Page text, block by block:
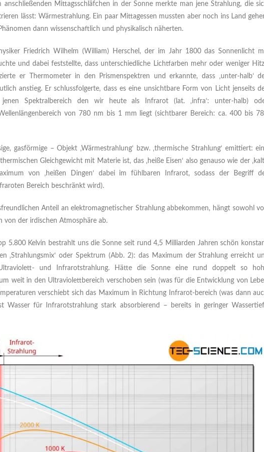
anschließenden Mittagsschläfchen in der Sonne merkte man jene Strahlung, die
lässt: Wärmestrahlung. Ein paar Mittagessen mussten aber noch ins Land
dann wissenschaftlich und physikalisch näherten.
Friedrich Wilhelm (William) Herschel, der im Jahr 1800 das Sonnenlicht
und dabei feststellte, dass unterschiedliche Lichtfarben mehr oder weniger
er Thermometer in den Prismenspektren und erkannte, dass ‚unter-halb‘
anstieg. Er schlussfolgerte, dass es eine unsichtbare Form von Licht jenseits
Spektralbereich den wir heute als Infrarot (lat. ‚infra‘: unter-halb)
von 780 nm bis 1 mm liegt (sichtbarer Bereich: ca. 400 bis
gasförmige – Objekt ‚Wärmestrahlung‘ bzw. ‚thermische Strahlung‘ emittiert:
Gleichgewicht mit Materie ist, das ‚heiße Eisen‘ also genauso wie der
von ‚heißen Dingen‘ dabei im fühlbaren Infrarot, sodass der Begriff
Bereich beschränkt wird).
Anteil an elektromagnetischer Strahlung abbekommen, hängt sowohl
von der irdischen Atmosphäre ab.
5.800 Kelvin bestrahlt uns die Sonne seit rund 4,5 Milliarden Jahren schön
‚Strahlungsmix‘ oder Spektrum (Abb. 2): das Maximum der Strahlung erreicht
und Infrarotstrahlung. Hätte die Sonne eine rund doppelt so
weit in den Ultraviolettbereich verschoben sein (was für die Entwicklung von
verschiebt sich das Maximum in Richtung Infrarot-bereich (was dann
Wasser für Infrarotstrahlung stark absorbierend – bereits in geringer